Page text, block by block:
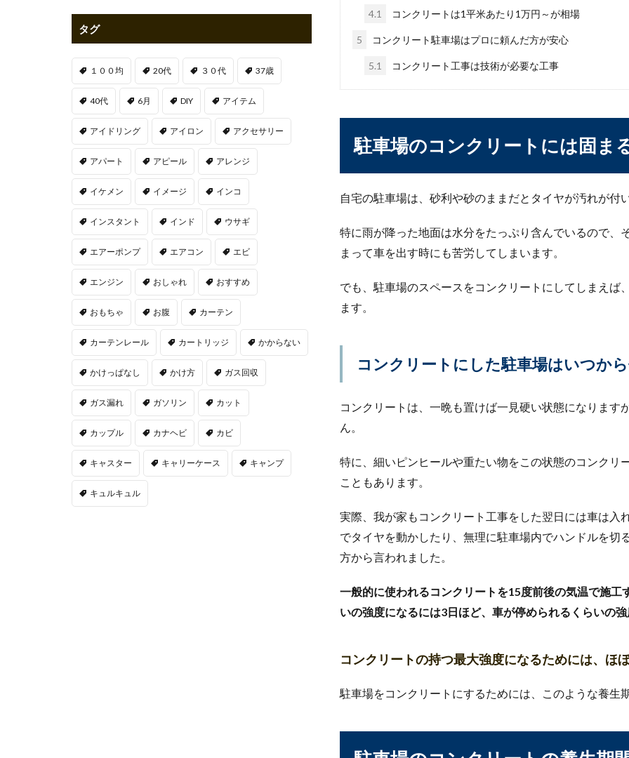
本音と建前は逆？わか
女性の本音と建前ほど難し
とがあるのでし...
発泡スチロールブロ
まで強度がない...
停電の原因がブレーカ
ていない場合は...
トイレの壁紙の黄ばみ
の用の足し方を...
コップの収納をキッチ
コップや食器の収納場所は、
4.1 コンクリートは1平米あたり1万円～が相場
5 コンクリート駐車場はプロに頼んだ方が安心
5.1 コンクリート工事は技術が必要な工事
駐車場のコンクリートには固ま
自宅の駐車場は、砂利や砂のままだとタイヤが汚れが付
特に雨が降った地面は水分をたっぷり含んでいるので、
まって車を出す時にも苦労してしまいます。
でも、駐車場のスペースをコンクリートにしてしまえば
ます。
コンクリートにした駐車場はいつか
コンクリートは、一晩も置けば一見硬い状態になりま
ん。
特に、細いピンヒールや重たい物をこの状態のコンクリ
こともあります。
実際、我が家もコンクリート工事をした翌日には車は入
でタイヤを動かしたり、無理に駐車場内でハンドルを切
方から言われました。
一般的に使われるコンクリートを15度前後の気温で施
いの強度になるには3日ほど、車が停められるくらいの強
コンクリートの持つ最大強度になるためには、ほ
駐車場をコンクリートにするためには、このような養生
タグ
１００均 20代 ３０代 37歳
40代 6月 DIY アイテム
アイドリング アイロン アクセサリー
アパート アピール アレンジ
イケメン イメージ インコ
インスタント インド ウサギ
エアーポンプ エアコン エビ
エンジン おしゃれ おすすめ
おもちゃ お腹 カーテン
カーテンレール カートリッジ かからない
かけっぱなし かけ方 ガス回収
ガス漏れ ガソリン カット
カップル カナヘビ カビ
キャスター キャリーケース キャンプ
キュルキュル